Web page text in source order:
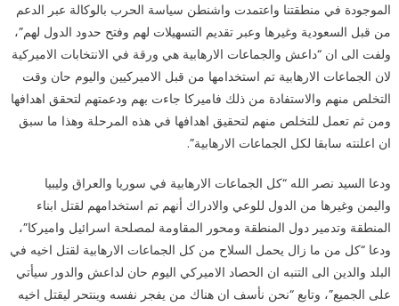
الموجودة في منطقتنا واعتمدت واشنطن سياسة الحرب بالوكالة عبر الدعم
من قبل السعودية وغيرها وعبر تقديم التسهيلات لهم وفتح حدود الدول لهم”،
ولفت الى ان “داعش والجماعات الارهابية هي ورقة في الانتخابات الاميركية
لان الجماعات الارهابية تم استخدامها من قبل الاميركيين واليوم حان وقت
التخلص منهم والاستفادة من ذلك فاميركا جاءت بهم ودعمتهم لتحقق اهدافها
ومن ثم تعمل للتخلص منهم لتحقيق اهدافها في هذه المرحلة وهذا ما سبق
ان اعلنته سابقا لكل الجماعات الارهابية”.
ودعا السيد نصر الله “كل الجماعات الارهابية في سوريا والعراق وليبيا
واليمن وغيرها من الدول للوعي والادراك أنهم تم استخدامهم لقتل ابناء
المنطقة وتدمير دول المنطقة ومحور المقاومة لمصلحة اسرائيل واميركا”،
ودعا “كل من ما زال يحمل السلاح من كل الجماعات الارهابية لقتل اخيه في
البلد والدين الى التنبه ان الحصاد الاميركي اليوم حان لداعش والدور سيأتي
على الجميع”، وتابع “نحن نأسف ان هناك من يفجر نفسه وينتحر ليقتل اخيه